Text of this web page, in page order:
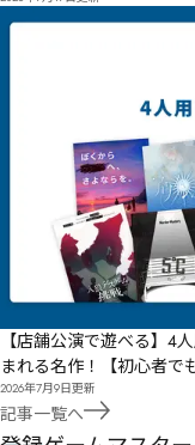
【店舗公演で遊べる】4
まれる名作！【初心者で
2026年7月9日更新
記事一覧へ